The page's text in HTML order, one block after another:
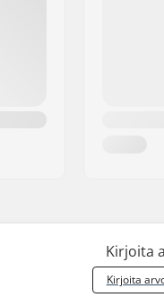
Kirjoita
Kirjoita